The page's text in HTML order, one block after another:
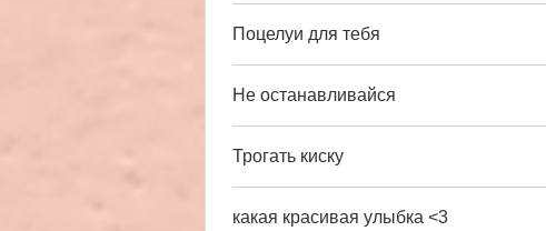
Поцелуи для тебя
Не останавливайся
Трогать киску
какая красивая улыбка <3